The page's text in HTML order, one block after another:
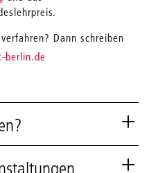
Dann schreiben
berlin.de